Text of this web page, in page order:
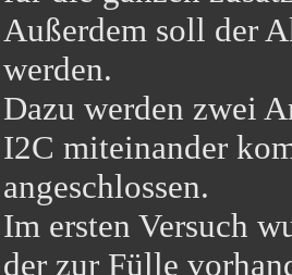
Außerdem soll der
werden.
Dazu werden zwei
I2C miteinander
angeschlossen.
Im ersten Versuch
der zur Fülle